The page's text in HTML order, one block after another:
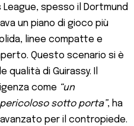
League, spesso il Dortmund
un piano di gioco più
linee compatte e
Questo scenario si è
di Guirassy. Il
come “un
sotto porta”​, ha
per il contropiede.